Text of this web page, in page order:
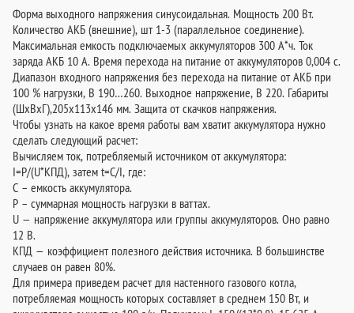
Форма выходного напряжения синусоидальная. Мощность 200 Вт.
Количество АКБ (внешние), шт 1-3 (параллельное соединение).
Максимальная емкость подключаемых аккумуляторов 300 А*ч. Ток
заряда АКБ 10 А. Время перехода на питание от аккумуляторов 0,004 с.
Диапазон входного напряжения без перехода на питание от АКБ при
100 % нагрузки, В 190…260. Выходное напряжение, В 220. Габариты
(ШхВхГ),205х113х146 мм. Защита от скачков напряжения.
Чтобы узнать на какое время работы вам хватит аккумулятора нужно
сделать следующий расчет:
Вычисляем ток, потребляемый источником от аккумулятора:
I=P/(U*КПД), затем t=C/I, где:
C – емкость аккумулятора.
P – суммарная мощность нагрузки в ваттах.
U — напряжение аккумулятора или группы аккумуляторов. Оно равно
12 В.
КПД — коэффициент полезного действия источника. В большинстве
случаев он равен 80%.
Для примера приведем расчет для настенного газового котла,
потребляемая мощность которых составляет в среднем 150 Вт, и